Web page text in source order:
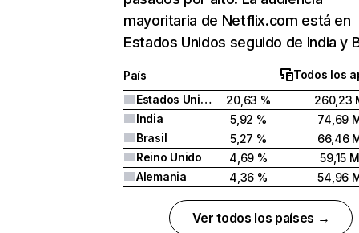
mayoritaria de Netflix.com está en
Estados Unidos seguido de India y
País
Todos los
Estados Unidos
20,63 %
260,23
India
5,92 %
74,69
Brasil
5,27 %
66,46
Reino Unido
4,69 %
59,15 M
Alemania
4,36 % 54,96
Ver todos los países →